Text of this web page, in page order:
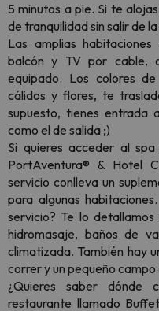
5 minutos a pie. Si te
de tranquilidad sin salir de
Las amplias
balcón y TV por cable,
equipado. Los colores
cálidos y flores, te
supuesto, tienes entrada
como el de salida ;)
Si quieres acceder al
PortAventura® & Hotel
servicio conlleva un
para algunas
servicio? Te lo
hidromasaje, baños de
climatizada. También hay
correr y un pequeño
¿Quieres saber
restaurante llamado